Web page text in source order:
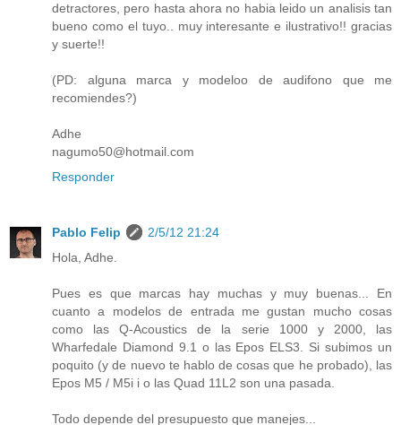
detractores, pero hasta ahora no habia leido un analisis tan
bueno como el tuyo.. muy interesante e ilustrativo!! gracias
y suerte!!
(PD: alguna marca y modeloo de audifono que me
recomiendes?)
Adhe
nagumo50@hotmail.com
Responder
Pablo Felip
2/5/12 21:24
Hola, Adhe.
Pues es que marcas hay muchas y muy buenas... En
cuanto a modelos de entrada me gustan mucho cosas
como las Q-Acoustics de la serie 1000 y 2000, las
Wharfedale Diamond 9.1 o las Epos ELS3. Si subimos un
poquito (y de nuevo te hablo de cosas que he probado), las
Epos M5 / M5i i o las Quad 11L2 son una pasada.
Todo depende del presupuesto que manejes...